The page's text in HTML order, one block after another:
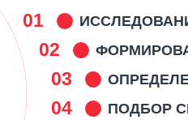
01
02
03
ПОДБОР
04